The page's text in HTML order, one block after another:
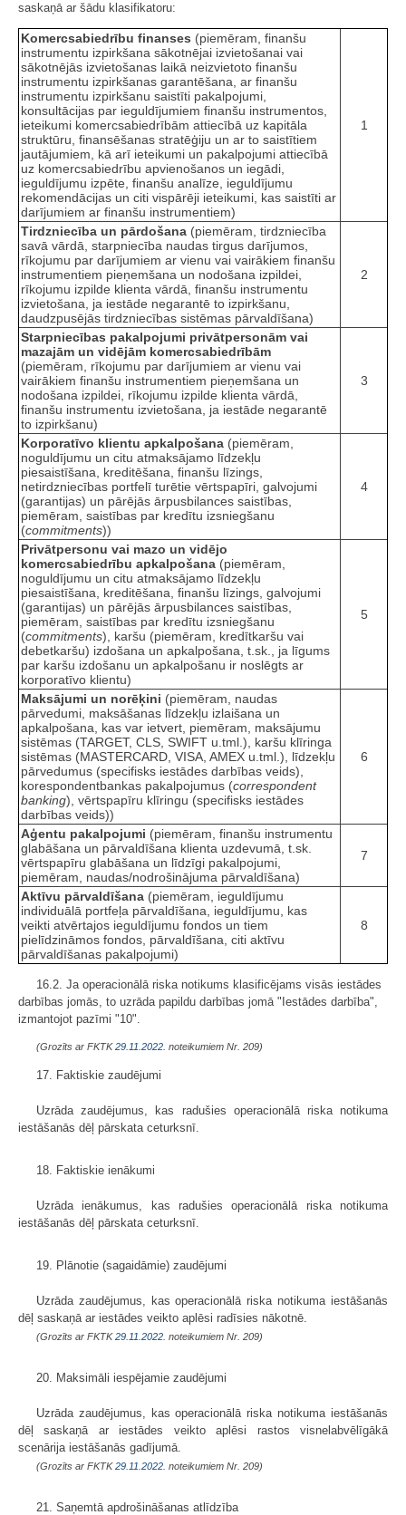
saskaņā ar šādu klasifikatoru:
Komercsabiedrību finanses (piemēram, finanšu
instrumentu izpirkšana sākotnējai izvietošanai vai
sākotnējās izvietošanas laikā neizvietoto finanšu
instrumentu izpirkšanas garantēšana, ar finanšu
instrumentu izpirkšanu saistīti pakalpojumi,
konsultācijas par ieguldījumiem finanšu instrumentos,
ieteikumi komercsabiedrībām attiecībā uz kapitāla
struktūru, finansēšanas stratēģiju un ar to saistītiem
jautājumiem, kā arī ieteikumi un pakalpojumi attiecībā
uz komercsabiedrību apvienošanos un iegādi,
ieguldījumu izpēte, finanšu analīze, ieguldījumu
rekomendācijas un citi vispārēji ieteikumi, kas saistīti ar
darījumiem ar finanšu instrumentiem)
1
Tirdzniecība un pārdošana (piemēram, tirdzniecība
savā vārdā, starpniecība naudas tirgus darījumos,
rīkojumu par darījumiem ar vienu vai vairākiem finanšu
instrumentiem pieņemšana un nodošana izpildei,
rīkojumu izpilde klienta vārdā, finanšu instrumentu
izvietošana, ja iestāde negarantē to izpirkšanu,
daudzpusējās tirdzniecības sistēmas pārvaldīšana)
2
Starpniecības pakalpojumi privātpersonām vai
mazajām un vidējām komercsabiedrībām
(piemēram, rīkojumu par darījumiem ar vienu vai
vairākiem finanšu instrumentiem pieņemšana un
nodošana izpildei, rīkojumu izpilde klienta vārdā,
finanšu instrumentu izvietošana, ja iestāde negarantē
to izpirkšanu)
3
Korporatīvo klientu apkalpošana (piemēram,
noguldījumu un citu atmaksājamo līdzekļu
piesaistīšana, kreditēšana, finanšu līzings,
netirdzniecības portfelī turētie vērtspapīri, galvojumi
(garantijas) un pārējās ārpusbilances saistības,
piemēram, saistības par kredītu izsniegšanu
(commitments))
4
Privātpersonu vai mazo un vidējo
komercsabiedrību apkalpošana (piemēram,
noguldījumu un citu atmaksājamo līdzekļu
piesaistīšana, kreditēšana, finanšu līzings, galvojumi
(garantijas) un pārējās ārpusbilances saistības,
piemēram, saistības par kredītu izsniegšanu
(commitments), karšu (piemēram, kredītkaršu vai
debetkaršu) izdošana un apkalpošana, t.sk., ja līgums
par karšu izdošanu un apkalpošanu ir noslēgts ar
korporatīvo klientu)
5
Maksājumi un norēķini (piemēram, naudas
pārvedumi, maksāšanas līdzekļu izlaišana un
apkalpošana, kas var ietvert, piemēram, maksājumu
sistēmas (TARGET, CLS, SWIFT u.tml.), karšu klīringa
sistēmas (MASTERCARD, VISA, AMEX u.tml.), līdzekļu
pārvedumus (specifisks iestādes darbības veids),
korespondentbankas pakalpojumus (correspondent
banking), vērtspapīru klīringu (specifisks iestādes
darbības veids))
6
Aģentu pakalpojumi (piemēram, finanšu instrumentu
glabāšana un pārvaldīšana klienta uzdevumā, t.sk.
vērtspapīru glabāšana un līdzīgi pakalpojumi,
piemēram, naudas/nodrošinājuma pārvaldīšana)
7
Aktīvu pārvaldīšana (piemēram, ieguldījumu
individuālā portfeļa pārvaldīšana, ieguldījumu, kas
veikti atvērtajos ieguldījumu fondos un tiem
pielīdzināmos fondos, pārvaldīšana, citi aktīvu
pārvaldīšanas pakalpojumi)
8
16.2. Ja operacionālā riska notikums klasificējams visās iestādes
darbības jomās, to uzrāda papildu darbības jomā "Iestādes darbība",
izmantojot pazīmi "10".
(Grozīts ar FKTK29.11.2022. noteikumiem Nr. 209)
17. Faktiskie zaudējumi
Uzrāda zaudējumus, kas radušies operacionālā riska notikuma
iestāšanās dēļ pārskata ceturksnī.
18. Faktiskie ienākumi
Uzrāda ienākumus, kas radušies operacionālā riska notikuma
iestāšanās dēļ pārskata ceturksnī.
19. Plānotie (sagaidāmie) zaudējumi
Uzrāda zaudējumus, kas operacionālā riska notikuma iestāšanās
dēļ saskaņā ar iestādes veikto aplēsi radīsies nākotnē.
(Grozīts ar FKTK29.11.2022. noteikumiem Nr. 209)
20. Maksimāli iespējamie zaudējumi
Uzrāda zaudējumus, kas operacionālā riska notikuma iestāšanās
dēļ saskaņā ar iestādes veikto aplēsi rastos visnelabvēlīgākā
scenārija iestāšanās gadījumā.
(Grozīts ar FKTK29.11.2022. noteikumiem Nr. 209)
21. Saņemtā apdrošināšanas atlīdzība